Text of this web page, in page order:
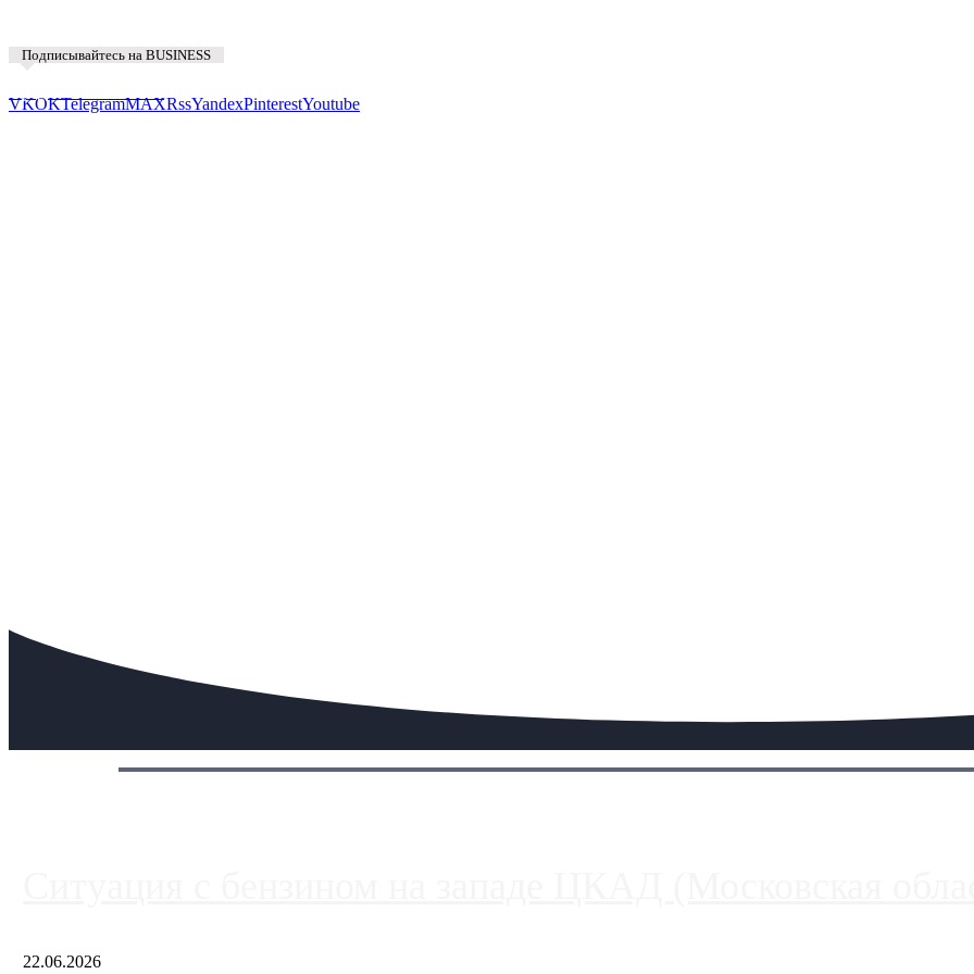
Подписывайтесь на BUSINESS
VKOKTelegramMAXRssYandexPinterestYoutube
22.06.2026